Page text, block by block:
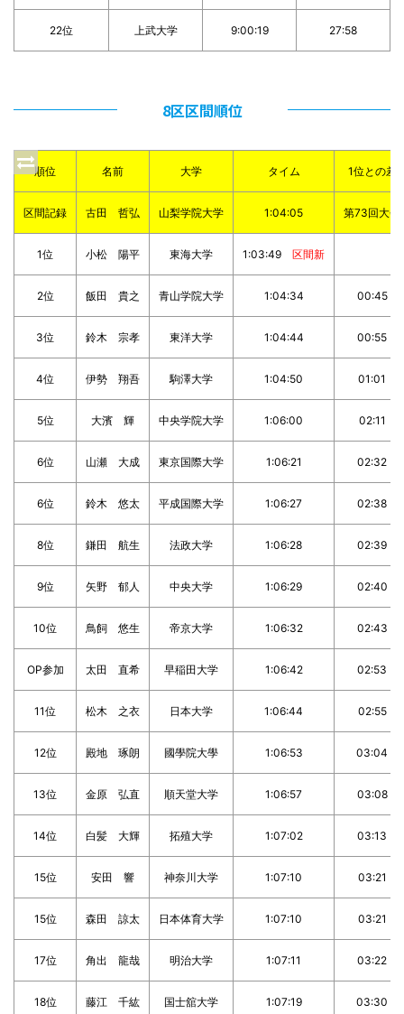
22位 上武大学 9:00:19 27:58
8区区間順位
順位 名前 大学 タイム 1位との差
区間記録 古田 哲弘 山梨学院大学 1:04:05 第73回大会
1位 小松 陽平 東海大学 1:03:49 区間新
2位 飯田 貴之 青山学院大学 1:04:34 00:45
3位 鈴木 宗孝 東洋大学 1:04:44 00:55
4位 伊勢 翔吾 駒澤大学 1:04:50 01:01
5位 大濱 輝 中央学院大学 1:06:00 02:11
6位 山瀬 大成 東京国際大学 1:06:21 02:32
6位 鈴木 悠太 平成国際大学 1:06:27 02:38
8位 鎌田 航生 法政大学 1:06:28 02:39
9位 矢野 郁人 中央大学 1:06:29 02:40
10位 鳥飼 悠生 帝京大学 1:06:32 02:43
OP参加 太田 直希 早稲田大学 1:06:42 02:53
11位 松木 之衣 日本大学 1:06:44 02:55
12位 殿地 琢朗 國學院大學 1:06:53 03:04
13位 金原 弘直 順天堂大学 1:06:57 03:08
14位 白髪 大輝 拓殖大学 1:07:02 03:13
15位 安田 響 神奈川大学 1:07:10 03:21
15位 森田 諒太 日本体育大学 1:07:10 03:21
17位 角出 龍哉 明治大学 1:07:11 03:22
18位 藤江 千紘 国士舘大学 1:07:19 03:30